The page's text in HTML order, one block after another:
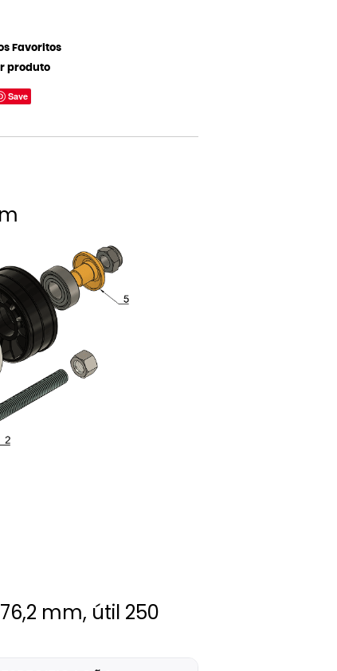
Favoritos
produto
Save
mm, útil 250